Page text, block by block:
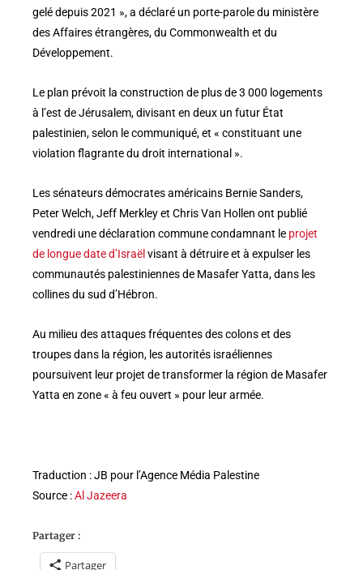
gelé depuis 2021 », a déclaré un porte-parole du ministère
des Affaires étrangères, du Commonwealth et du
Développement.
Le plan prévoit la construction de plus de 3 000 logements
à l’est de Jérusalem, divisant en deux un futur État
palestinien, selon le communiqué, et « constituant une
violation flagrante du droit international ».
Les sénateurs démocrates américains Bernie Sanders,
Peter Welch, Jeff Merkley et Chris Van Hollen ont publié
vendredi une déclaration commune condamnant le projet
de longue date d’Israël visant à détruire et à expulser les
communautés palestiniennes de Masafer Yatta, dans les
collines du sud d’Hébron.
Au milieu des attaques fréquentes des colons et des
troupes dans la région, les autorités israéliennes
poursuivent leur projet de transformer la région de Masafer
Yatta en zone « à feu ouvert » pour leur armée.
Traduction : JB pour l’Agence Média Palestine
Source :Al Jazeera
Partager :
Partager